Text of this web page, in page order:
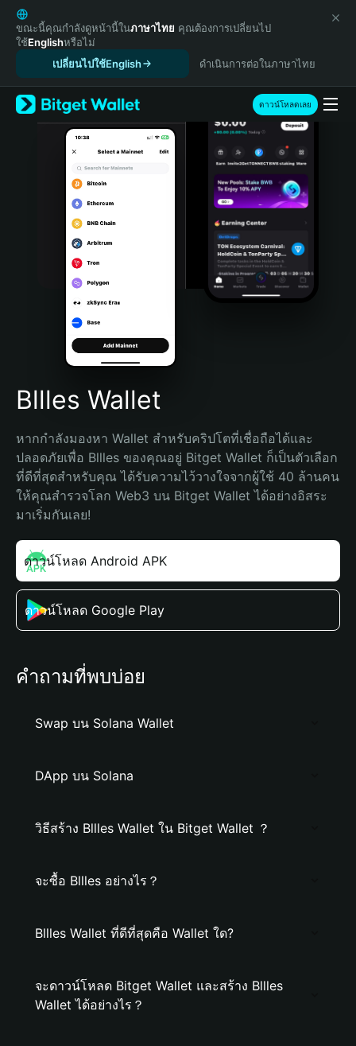
English
日本語
Tiếng Việt
Español (Latinoamérica)
Türkçe
Italiano
Português (Portugal)
Bahasa Indonesia
Português (Brasil)
Español (Argentina)
ขณะนี้คุณกำลังดูหน้านี้ในภาษาไทย คุณต้องการเปลี่ยนไป
ใช้Englishหรือไม่
เปลี่ยนไปใช้English
ดำเนินการต่อในภาษาไทย
ดาวน์โหลดเลย
Bllles Wallet
หากกำลังมองหา Wallet สำหรับคริปโตที่เชื่อถือได้และ
ปลอดภัยเพื่อ Bllles ของคุณอยู่ Bitget Wallet ก็เป็นตัวเลือก
ที่ดีที่สุดสำหรับคุณ ได้รับความไว้วางใจจากผู้ใช้ 40 ล้านคน
ให้คุณสำรวจโลก Web3 บน Bitget Wallet ได้อย่างอิสระ
มาเริ่มกันเลย!
ดาวน์โหลด Android APK
ดาวน์โหลด Google Play
คำถามที่พบบ่อย
Swap บน Solana Wallet
DApp บน Solana
วิธีสร้าง Bllles Wallet ใน Bitget Wallet ？
จะซื้อ Bllles อย่างไร？
Bllles Wallet ที่ดีที่สุดคือ Wallet ใด?
จะดาวน์โหลด Bitget Wallet และสร้าง Bllles
Wallet ได้อย่างไร？